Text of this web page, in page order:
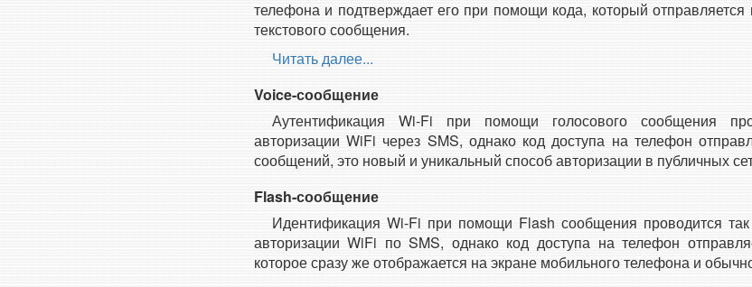
телефона и подтверждает его при помощи кода, который
текстового сообщения.
Читать далее...
Voice-сообщение
Аутентификация Wi-Fi при помощи голосового сообщения
авторизации WiFi через SMS, однако код доступа на телефон
сообщений, это новый и уникальный способ авторизации в публичных
Flash-сообщение
Идентификация Wi-Fi при помощи Flash сообщения проводится
авторизации WiFi по SMS, однако код доступа на телефон
которое сразу же отображается на экране мобильного телефона и